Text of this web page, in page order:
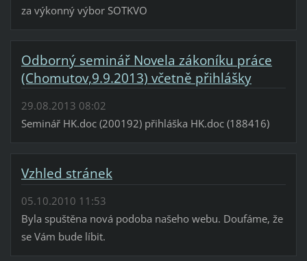
za výkonný výbor SOTKVO
Odborný seminář Novela zákoníku práce
(Chomutov,9.9.2013) včetně přihlášky
29.08.2013 08:02
Seminář HK.doc (200192) přihláška HK.doc (188416)
Vzhled stránek
05.10.2010 11:53
Byla spuštěna nová podoba našeho webu. Doufáme, že
se Vám bude líbit.